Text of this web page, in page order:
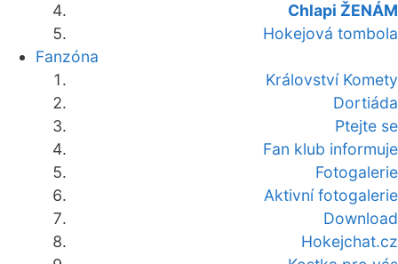
Chlapi ŽENÁM
Hokejová tombola
Fanzóna
Království Komety
Dortiáda
Ptejte se
Fan klub informuje
Fotogalerie
Aktivní fotogalerie
Download
Hokejchat.cz